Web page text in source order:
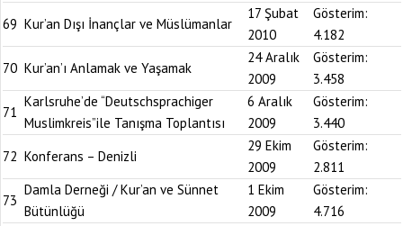
69 Kur’an Dışı İnançlar ve Müslümanlar
17 Şubat
2010
Gösterim:
4.182
70 Kur’an’ı Anlamak ve Yaşamak
24 Aralık
2009
Gösterim:
3.458
71
Karlsruhe’de “Deutschsprachiger
Muslimkreis”ile Tanışma Toplantısı
6 Aralık
2009
Gösterim:
3.440
72 Konferans – Denizli
29 Ekim
2009
Gösterim:
2.811
73
Damla Derneği / Kur’an ve Sünnet
Bütünlüğü
1 Ekim
2009
Gösterim:
4.716